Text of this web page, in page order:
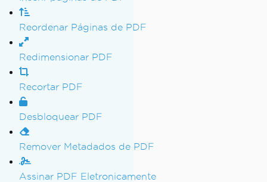
Reordenar Páginas de PDF
Redimensionar PDF
Recortar PDF
Desbloquear PDF
Remover Metadados de PDF
Assinar PDF Eletronicamente